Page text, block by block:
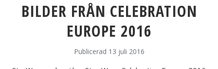
BILDER FRÅN CELEBRATION
EUROPE 2016
Publicerad 13 juli 2016